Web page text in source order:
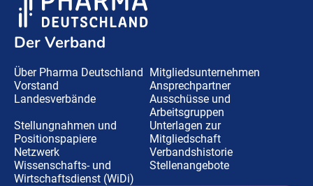
Der Verband
Über Pharma Deutschland Mitgliedsunternehmen
Vorstand
Ansprechpartner
Landesverbände
Ausschüsse und
Arbeitsgruppen
Stellungnahmen und
Positionspapiere
Unterlagen zur
Mitgliedschaft
Netzwerk
Verbandshistorie
Wissenschafts- und
Wirtschaftsdienst (WiDi)
Stellenangebote